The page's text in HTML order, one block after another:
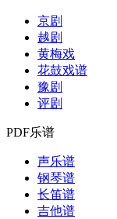
京剧
越剧
黄梅戏
花鼓戏谱
豫剧
评剧
PDF乐谱
声乐谱
钢琴谱
长笛谱
吉他谱